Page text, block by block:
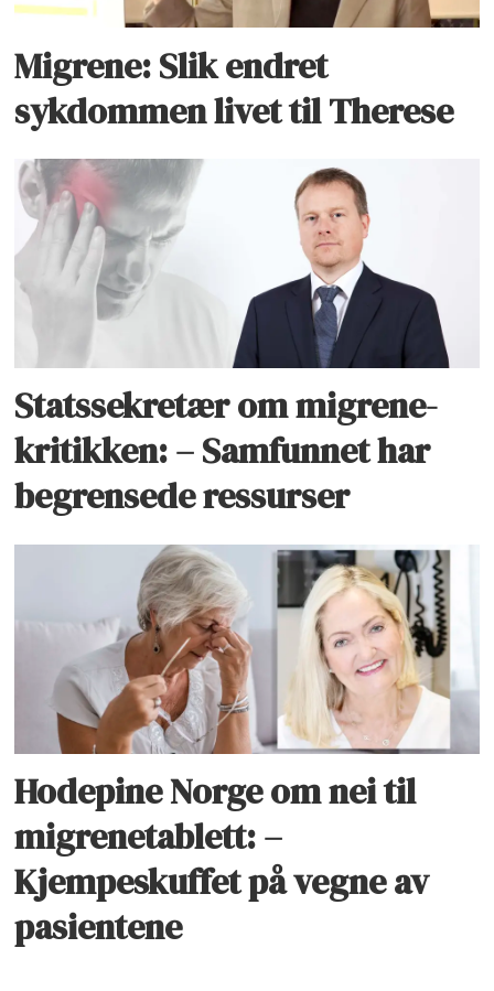
Migrene: Slik endret
sykdommen livet til Therese
Statssekretær om migrene-
kritikken: – Samfunnet har
begrensede ressurser
Hodepine Norge om nei til
migrenetablett: –
Kjempeskuffet på vegne av
pasientene